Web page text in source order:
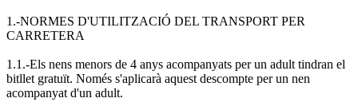
1.-NORMES D'UTILITZACIÓ DEL TRANSPORT PER
CARRETERA
1.1.-Els nens menors de 4 anys acompanyats per un adult tindran el
bitllet gratuït. Només s'aplicarà aquest descompte per un nen
acompanyat d'un adult.